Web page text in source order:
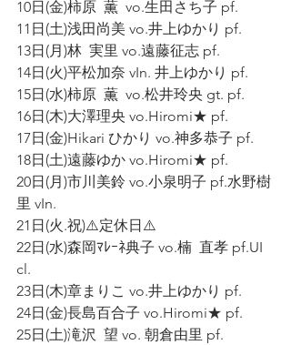
10日(金)柿原  薫  vo.生田さち子 pf.
11日(土)浅田尚美 vo.井上ゆかり pf.
13日(月)林  実里 vo.遠藤征志 pf.
14日(火)平松加奈 vIn. 井上ゆかり pf.
15日(水)柿原  薫  vo.松井玲央 gt. pf.
16日(木)大澤理央 vo.Hiromi★ pf.
17日(金)Hikari ひかり vo.神多恭子 pf.
18日(土)遠藤ゆか vo.Hiromi★ pf.
20日(月)市川美鈴 vo.小泉明子 pf.水野樹
里 vIn.
21日(火.祝)⚠️定休日⚠️
22日(水)森岡ﾏﾚｰﾈ典子 vo.楠  直孝 pf.UI
cl.
23日(木)章まりこ vo.井上ゆかり pf.
24日(金)長島百合子 vo.Hiromi★ pf.
25日(土)滝沢  望 vo. 朝倉由里 pf.